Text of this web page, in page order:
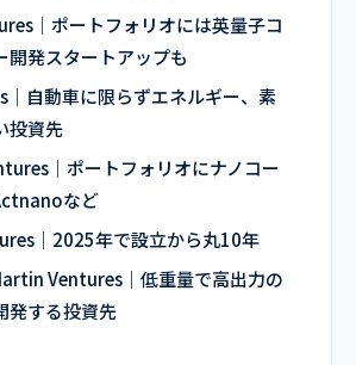
｜ポートフォリオには英量子コ
開発スタートアップも
｜自動車に限らずエネルギー、素
投資先
｜ポートフォリオにナノコー
など
｜2025年で設立から丸10年
Ventures｜低重量で高出力の
発する投資先